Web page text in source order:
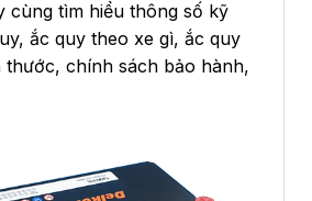
cùng tìm hiểu thông số kỹ
ắc quy theo xe gì, ắc quy
thước, chính sách bảo hành,